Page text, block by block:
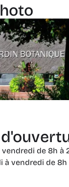
vendredi de 8h
à vendredi de